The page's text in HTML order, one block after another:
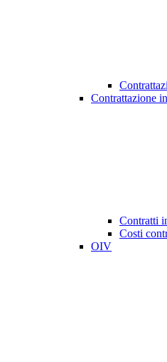
Contrattazione
Contratti
Costi
OIV